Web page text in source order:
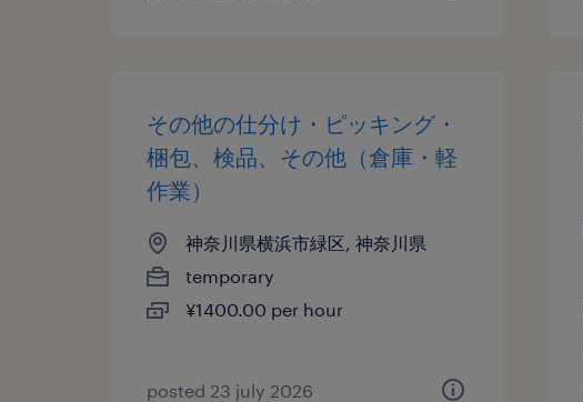
その他の仕分け・ピッキング・
梱包、検品、その他（倉庫・軽
作業）
神奈川県横浜市緑区, 神奈川県
temporary
¥1400.00 per hour
posted 23 july 2026